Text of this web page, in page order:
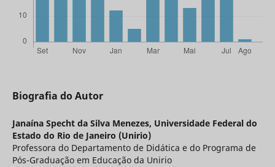
Biografia do Autor
Janaína Specht da Silva Menezes, Universidade Federal do
Estado do Rio de Janeiro (Unirio)
Professora do Departamento de Didática e do Programa de
Pós-Graduação em Educação da Unirio